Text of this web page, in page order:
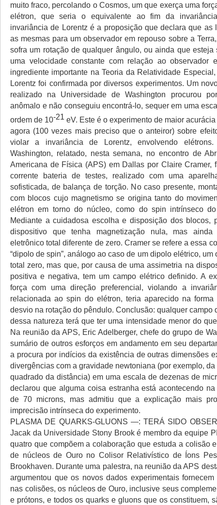
muito fraco, percolando o Cosmos, um que exerça uma
elétron, que seria o equivalente ao fim da
invariância de Lorentz é a proposição que declara que as
as mesmas para um observador em repouso sobre a
sofra um rotação de qualquer ângulo, ou ainda que esteja
uma velocidade constante com relação ao observador
ingrediente importante na Teoria da Relatividade
Lorentz foi confirmada por diversos experimentos. Um
realizado na Universidade de Washington procurou
anômalo e não conseguiu encontrá-lo, sequer em uma
ordem de 10-21 eV. Este é o experimento de maior
agora (100 vezes mais preciso que o anteiror) sobre
violar a invariância de Lorentz, envolvendo
Washington, relatado, nesta semana, no encontro de
Americana de Física (APS) em Dallas por Claire Cramer,
corrente bateria de testes, realizado com uma
sofisticada, de balança de torção. No caso presente,
com blocos cujo magnetismo se origina tanto do
elétron em torno do núcleo, como do spin intrínseco
Mediante a cuidadosa escolha e disposição dos blocos,
dispositivo que tenha magnetização nula, mas
eletrônico total diferente de zero. Cramer se refere a essa
“dipolo de spin”, análogo ao caso de um dipolo elétrico, um
total zero, mas que, por causa de uma assimetria na
positiva e negativa, tem um campo elétrico definido. A
força com uma direção preferencial, violando a
relacionada ao spin do elétron, teria aparecido na
desvio na rotação do pêndulo. Conclusão: qualquer campo
dessa natureza terá que ter uma intensidade menor do
Na reunião da APS, Eric Adelberger, chefe do grupo de
sumário de outros esforços em andamento em seu
a procura por indícios da existência de outras dimensões
divergências com a gravidade newtoniana (por exemplo,
quadrado da distância) em uma escala de dezenas de
declarou que alguma coisa estranha está acontecendo
de 70 microns, mas admitiu que a explicação mais
imprecisão intrínseca do experimento.
PLASMA DE QUARKS-GLUONS —: TERÁ SIDO
Jacak da Universidade Stony Brook é membro da equipe
quatro que compõem a colaboração que estuda a colisão
de núcleos de Ouro no Colisor Relativístico de Íons
Brookhaven. Durante uma palestra, na reunião da APS
argumentou que os novos dados experimentais
nas colisões, os núcleos de Ouro, inclusive seus
e prótons, e todos os quarks e gluons que os constituem,